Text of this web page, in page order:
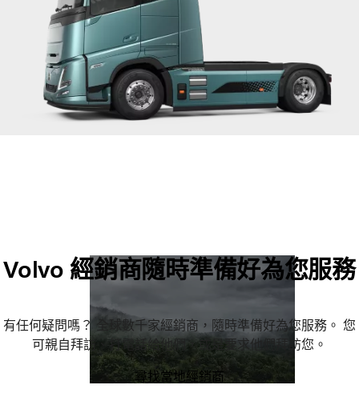
Volvo 經銷商隨時準備好為您服務
有任何疑問嗎？ 全球數千家經銷商，隨時準備好為您服務。 您
可親自拜訪、打電話給他們，或是要求他們拜訪您。
尋找當地經銷商